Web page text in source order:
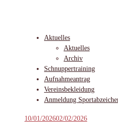
Aktuelles
Aktuelles
Archiv
Schnuppertraining
Aufnahmeantrag
Vereinsbekleidung
Anmeldung
Veröffentlicht
10/01/202602/02/2026